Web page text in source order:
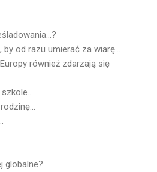
by od razu umierać za wiarę...
również zdarzają się
globalne?